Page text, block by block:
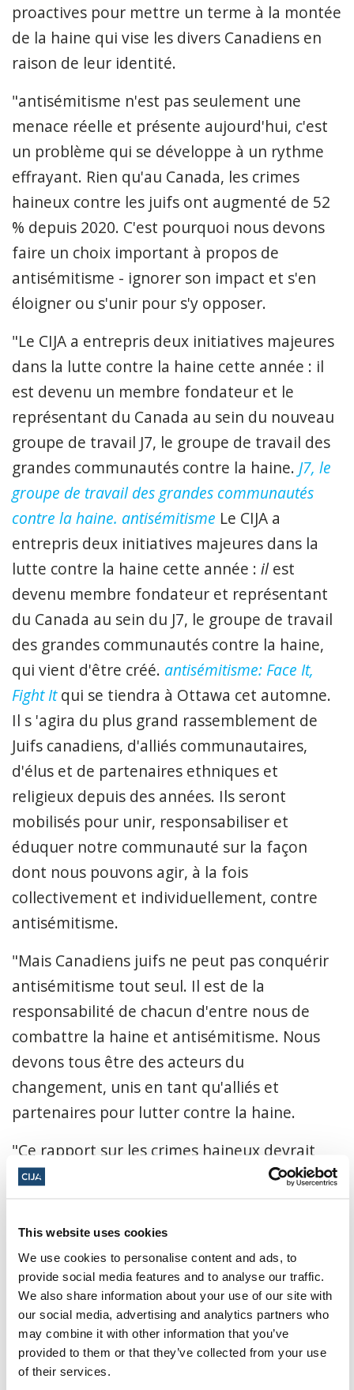
This website uses cookies
We use cookies to personalise content and ads, to
provide social media features and to analyse our traffic.
We also share information about your use of our site with
our social media, advertising and analytics partners who
may combine it with other information that you’ve
provided to them or that they’ve collected from your use
of their services.
proactives pour mettre un terme à la montée
de la haine qui vise les divers Canadiens en
raison de leur identité.
"antisémitisme n'est pas seulement une
menace réelle et présente aujourd'hui, c'est
un problème qui se développe à un rythme
effrayant. Rien qu'au Canada, les crimes
haineux contre les juifs ont augmenté de 52
% depuis 2020. C'est pourquoi nous devons
faire un choix important à propos de
antisémitisme - ignorer son impact et s'en
éloigner ou s'unir pour s'y opposer.
"Le CIJA a entrepris deux initiatives majeures
dans la lutte contre la haine cette année : il
est devenu un membre fondateur et le
représentant du Canada au sein du nouveau
groupe de travail J7, le groupe de travail des
grandes communautés contre la haine. J7, le
groupe de travail des grandes communautés
contre la haine. antisémitisme Le CIJA a
entrepris deux initiatives majeures dans la
lutte contre la haine cette année : il est
devenu membre fondateur et représentant
du Canada au sein du J7, le groupe de travail
des grandes communautés contre la haine,
qui vient d'être créé. antisémitisme: Face It,
Fight Itqui se tiendra à Ottawa cet automne.
Il s 'agira du plus grand rassemblement de
Juifs canadiens, d'alliés communautaires,
d'élus et de partenaires ethniques et
religieux depuis des années. Ils seront
mobilisés pour unir, responsabiliser et
éduquer notre communauté sur la façon
dont nous pouvons agir, à la fois
collectivement et individuellement, contre
antisémitisme.
"Mais Canadiens juifs ne peut pas conquérir
antisémitisme tout seul. Il est de la
responsabilité de chacun d'entre nous de
combattre la haine et antisémitisme. Nous
devons tous être des acteurs du
changement, unis en tant qu'alliés et
partenaires pour lutter contre la haine.
"Ce rapport sur les crimes haineux devrait
être un appel à l'action pour tous les
antisémitisme et à toutes les formes de
haine. Comme la communauté juive, de
nombreuses communautés racialisées et
minoritaires sont régulièrement confrontées
à la haine, dont l'impact a des effets
dévastateurs non seulement sur les
personnes visées, mais aussi sur le tissu